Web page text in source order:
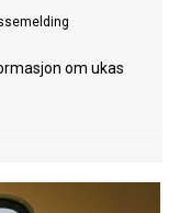
om ukas